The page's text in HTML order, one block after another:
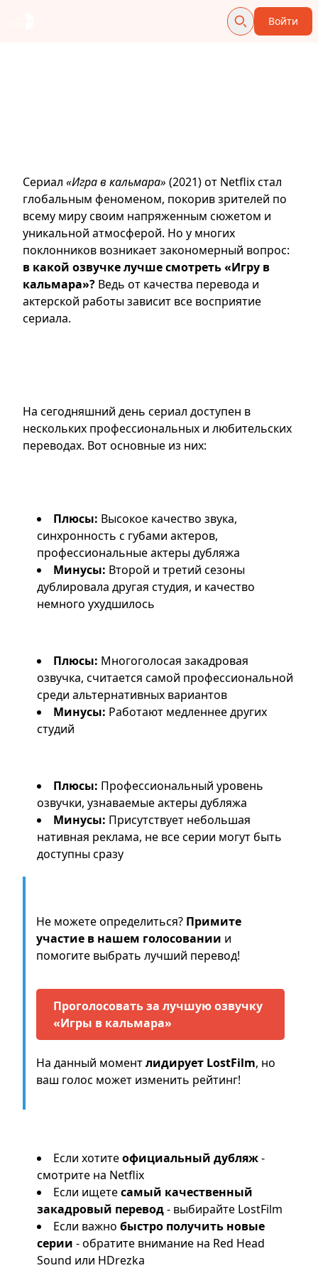
Войти
Сериал «Игра в кальмара» (2021) от Netflix стал
глобальным феноменом, покорив зрителей по
всему миру своим напряженным сюжетом и
уникальной атмосферой. Но у многих
поклонников возникает закономерный вопрос:
в какой озвучке лучше смотреть «Игру в
кальмара»? Ведь от качества перевода и
актерской работы зависит все восприятие
сериала.
На сегодняшний день сериал доступен в
нескольких профессиональных и любительских
переводах. Вот основные из них:
Плюсы: Высокое качество звука,
синхронность с губами актеров,
профессиональные актеры дубляжа
Минусы: Второй и третий сезоны
дублировала другая студия, и качество
немного ухудшилось
Плюсы: Многоголосая закадровая
озвучка, считается самой профессиональной
среди альтернативных вариантов
Минусы: Работают медленнее других
студий
Плюсы: Профессиональный уровень
озвучки, узнаваемые актеры дубляжа
Минусы: Присутствует небольшая
нативная реклама, не все серии могут быть
доступны сразу
Не можете определиться? Примите
участие в нашем голосовании и
помогите выбрать лучший перевод!
Проголосовать за лучшую озвучку
«Игры в кальмара»
На данный моментлидирует LostFilm, но
ваш голос может изменить рейтинг!
Если хотитеофициальный дубляж-
смотрите на Netflix
Если ищетесамый качественный
закадровый перевод- выбирайте LostFilm
Если важно быстро получить новые
серии - обратите внимание на Red Head
Sound или HDrezka